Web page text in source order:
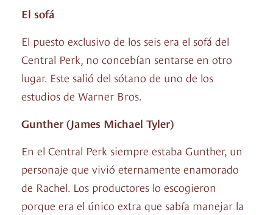
El sofá
El puesto exclusivo de los seis era el sofá del
Central Perk, no concebían sentarse en otro
lugar. Este salió del sótano de uno de los
estudios de Warner Bros.
Gunther (James Michael Tyler)
En el Central Perk siempre estaba Gunther, un
personaje que vivió eternamente enamorado
de Rachel. Los productores lo escogieron
porque era el único extra que sabía manejar la